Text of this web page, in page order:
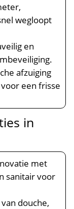
wegloopt
en
afzuiging
een frisse
in
met
sanitair voor
douche,